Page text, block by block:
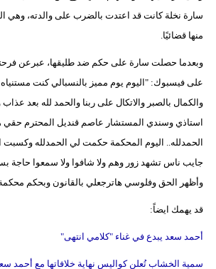
سارة نخلة كانت قد اعتدت بالضرب على والدته، وهي
منها قضائيًا.
وبعدما حصلت سارة على حكم ضد طليقها، عبرعن
على فيسبوك: "اليوم يوم مميز بالنسبالي كنت مستنياه
والكمال بالصبر والاتكال على ربنا والحمد لله بعد
استاذي وسندي المستشار عاصم قنديل المحترم حقي
الحمدلله.. اليوم المحكمة حكمت لي الحمدلله وكسبت
جايب ناس تشهد زور وهم ولا شافوا ولا سمعوا حاجة
وأظهر الحق وفلوسي هاترجعلي بالقانون وبحكم
قد يهمك ايضاً:
أحمد سعد يبدع في غناء "كلامي انتهى"
سمية الخشاب تُعلن كواليس نهاية خلافاتها مع أحمد